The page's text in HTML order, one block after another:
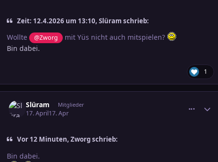
Zeit: 12.4.2026 um 13:10, Slüram schrieb:
Wollte @Zworg
mit Yüs nicht auch mitspielen?
Bin dabei.
1
Slüram Mitglieder
17. April17. Apr
Vor 12 Minuten, Zworg schrieb:
Bin dabei.